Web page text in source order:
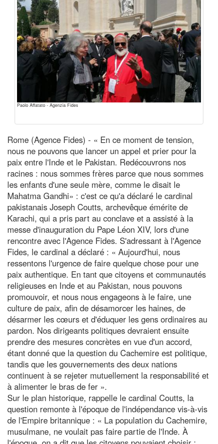
Paolo Affatato - Agenzia Fides
Rome (Agence Fides) - « En ce moment de tension,
nous ne pouvons que lancer un appel et prier pour la
paix entre l'Inde et le Pakistan. Redécouvrons nos
racines : nous sommes frères parce que nous sommes
les enfants d'une seule mère, comme le disait le
Mahatma Gandhi» : c'est ce qu'a déclaré le cardinal
pakistanais Joseph Coutts, archevêque émérite de
Karachi, qui a pris part au conclave et a assisté à la
messe d'inauguration du Pape Léon XIV, lors d'une
rencontre avec l'Agence Fides. S'adressant à l'Agence
Fides, le cardinal a déclaré : « Aujourd'hui, nous
ressentons l'urgence de faire quelque chose pour une
paix authentique. En tant que citoyens et communautés
religieuses en Inde et au Pakistan, nous pouvons
promouvoir, et nous nous engageons à le faire, une
culture de paix, afin de désamorcer les haines, de
désarmer les cœurs et d'éduquer les gens ordinaires au
pardon. Nos dirigeants politiques devraient ensuite
prendre des mesures concrètes en vue d'un accord,
étant donné que la question du Cachemire est politique,
tandis que les gouvernements des deux nations
continuent à se rejeter mutuellement la responsabilité et
à alimenter le bras de fer ».
Sur le plan historique, rappelle le cardinal Coutts, la
question remonte à l'époque de l'indépendance vis-à-vis
de l'Empire britannique : « La population du Cachemire,
musulmane, ne voulait pas faire partie de l'Inde. À